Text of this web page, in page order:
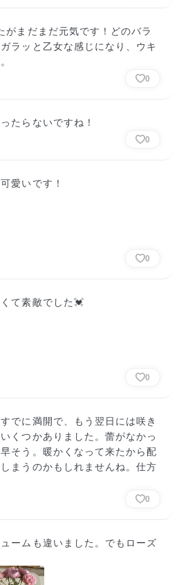
がまだまだ元気です！どのバラ
ラッと乙女な感じになり、ウキ
0
たらないですね！
0
愛いです！
0
て素敵でした💓
0
でに満開で、もう翌日には咲き
くつかありました。蕾がなかっ
そう。暖かくなって来たから配
まうのかもしれませんね。仕方
0
ームも違いました。でもローズ